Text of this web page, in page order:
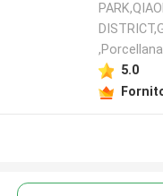
,Porcellana
5.0